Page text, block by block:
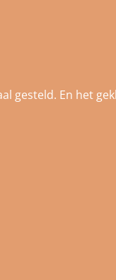
gesteld. En het